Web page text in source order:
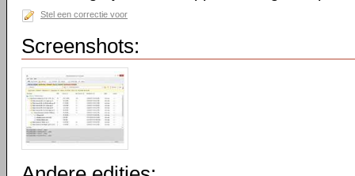
Stel een correctie voor
Screenshots: